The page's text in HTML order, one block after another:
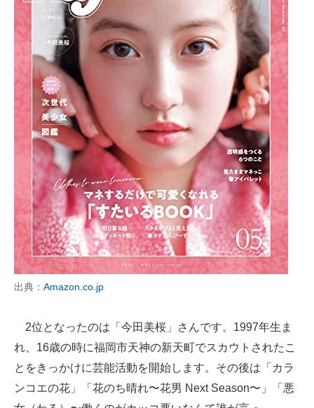
出典： Amazon.co.jp
2位となったのは「今田美桜」さんです。1997年生ま
れ、16歳の時に福岡市天神の新天町でスカウトされたこ
とをきっかけに芸能活動を開始します。その後は「カラ
ンコエの花」「花のち晴れ〜花男 Next Season〜」「悪